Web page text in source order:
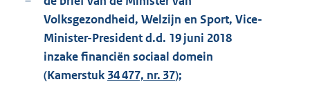
Volksgezondheid, Welzijn en Sport, Vice-
Minister-President d.d. 19 juni 2018
inzake financiën sociaal domein
(Kamerstuk 34 477, nr. 37);